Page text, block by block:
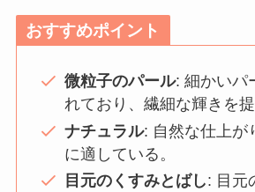
おすすめポイント
微粒子のパール: 細かいパ
れており、繊細な輝きを提
ナチュラル: 自然な仕上が
に適している。
目元のくすみとばし: 目元